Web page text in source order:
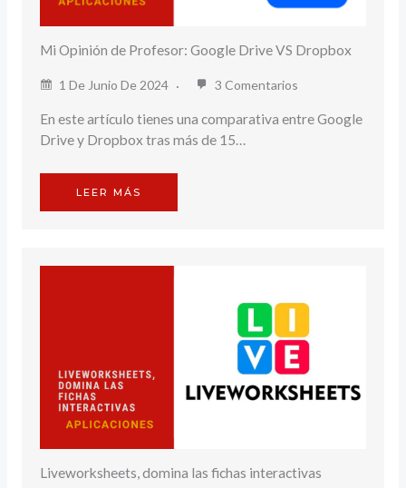
Mi Opinión de Profesor: Google Drive VS Dropbox
1 De Junio De 2024 3 Comentarios
En este artículo tienes una comparativa entre Google
Drive y Dropbox tras más de 15…
LEER MÁS
Liveworksheets, domina las fichas interactivas